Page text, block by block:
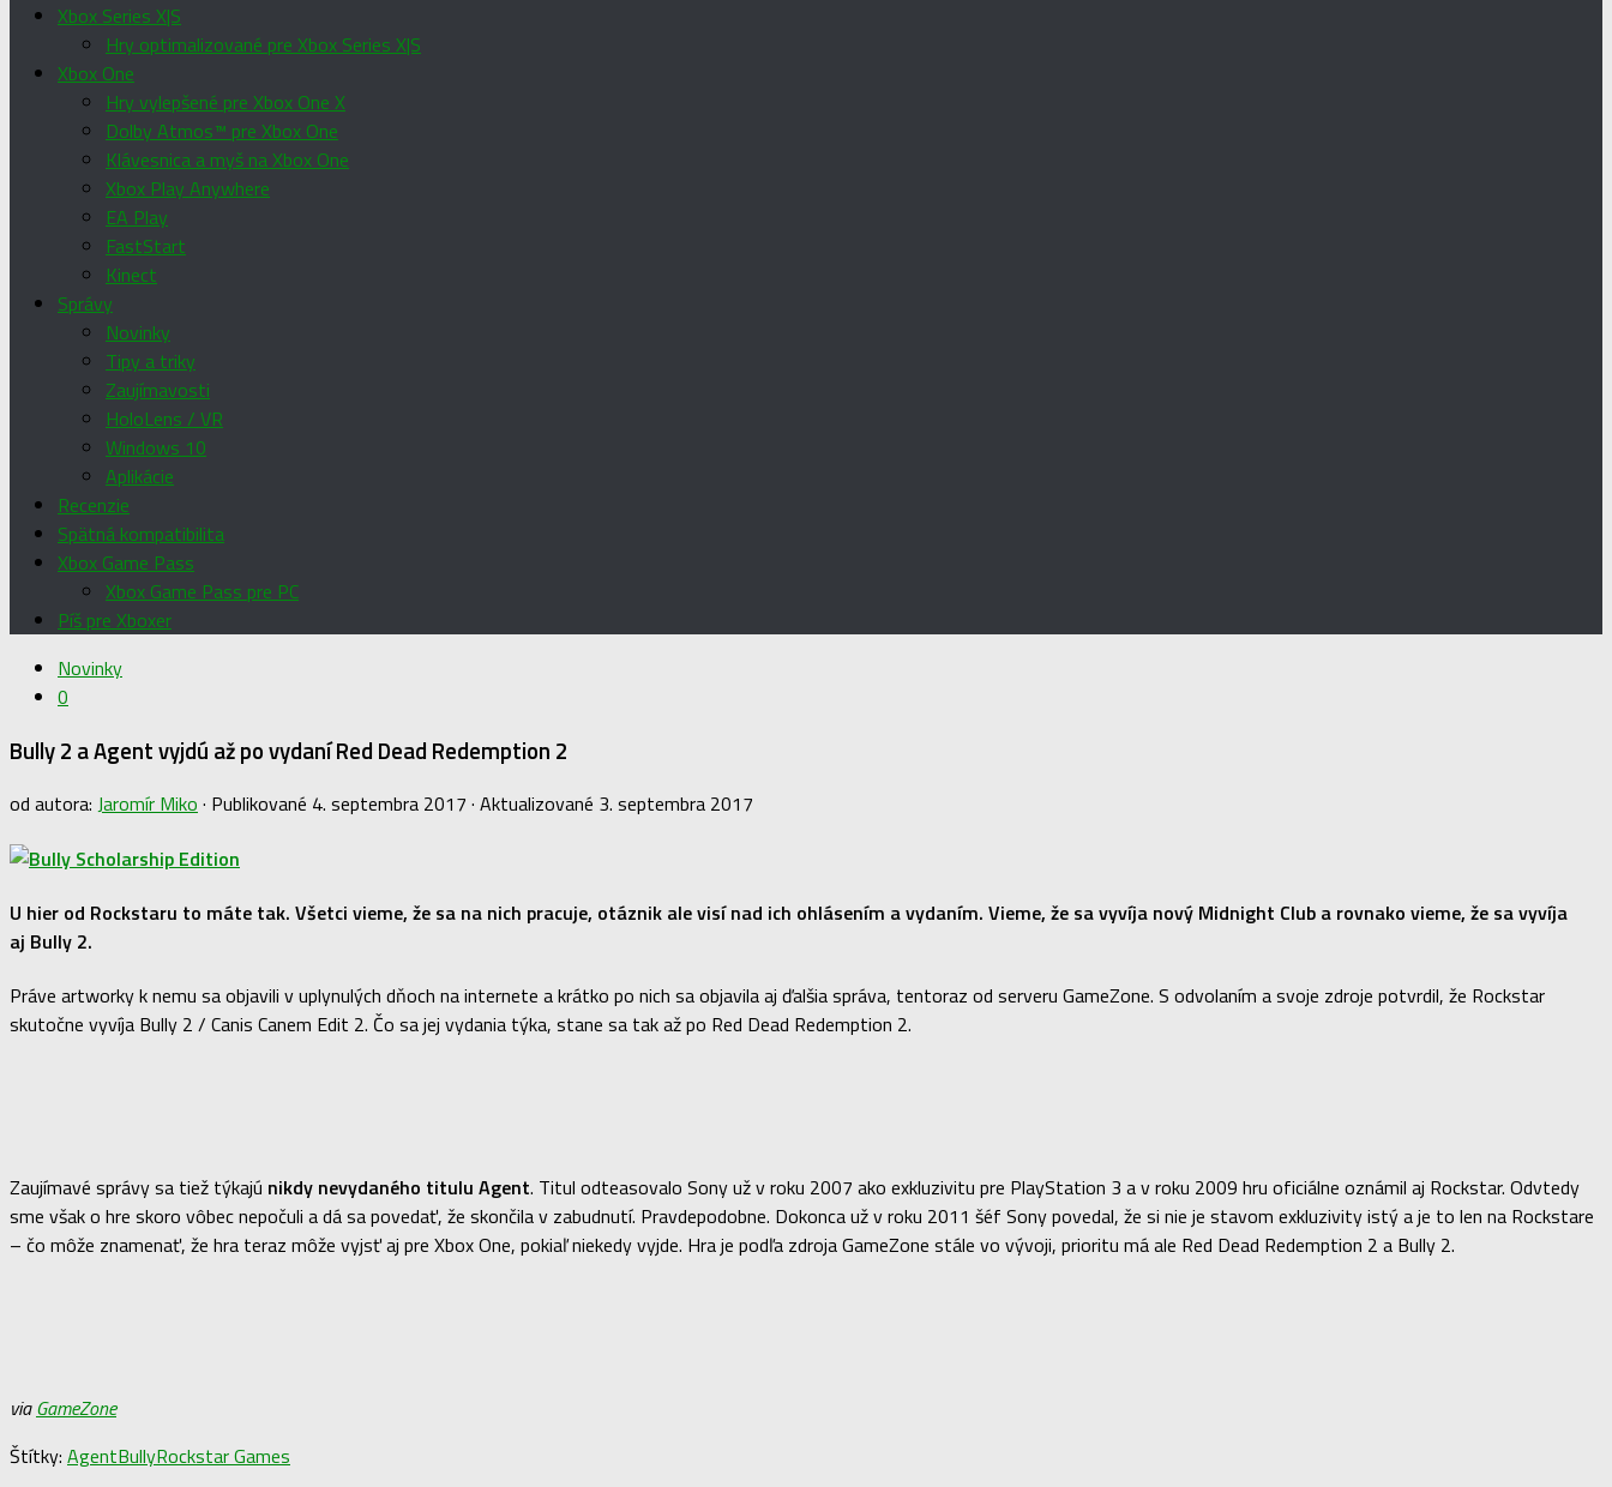
Xbox Series X|S
Hry optimalizované pre Xbox Series X|S
Xbox One
Hry vylepšené pre Xbox One X
Dolby Atmos™ pre Xbox One
Klávesnica a myš na Xbox One
Xbox Play Anywhere
EA Play
FastStart
Kinect
Správy
Novinky
Tipy a triky
Zaujímavosti
HoloLens / VR
Windows 10
Aplikácie
Recenzie
Spätná kompatibilita
Xbox Game Pass
Xbox Game Pass pre PC
Píš pre Xboxer
Novinky
0
Bully 2 a Agent vyjdú až po vydaní Red Dead Redemption 2
od autora: Jaromír Miko · Publikované 4. septembra 2017 · Aktualizované 3. septembra 2017
U hier od Rockstaru to máte tak. Všetci vieme, že sa na nich pracuje, otáznik ale visí nad ich ohlásením a vydaním. Vieme, že sa vyvíja nový Midnight Club a rovnako vieme, že sa vyvíja
aj Bully 2.
Práve artworky k nemu sa objavili v uplynulých dňoch na internete a krátko po nich sa objavila aj ďalšia správa, tentoraz od serveru GameZone. S odvolaním a svoje zdroje potvrdil, že Rockstar
skutočne vyvíja Bully 2 / Canis Canem Edit 2. Čo sa jej vydania týka, stane sa tak až po Red Dead Redemption 2.
Zaujímavé správy sa tiež týkajú nikdy nevydaného titulu Agent. Titul odteasovalo Sony už v roku 2007 ako exkluzivitu pre PlayStation 3 a v roku 2009 hru oficiálne oznámil aj Rockstar. Odvtedy
sme však o hre skoro vôbec nepočuli a dá sa povedať, že skončila v zabudnutí. Pravdepodobne. Dokonca už v roku 2011 šéf Sony povedal, že si nie je stavom exkluzivity istý a je to len na Rockstare
– čo môže znamenať, že hra teraz môže vyjsť aj pre Xbox One, pokiaľ niekedy vyjde. Hra je podľa zdroja GameZone stále vo vývoji, prioritu má ale Red Dead Redemption 2 a Bully 2.
viaGameZone
Štítky: AgentBullyRockstar Games